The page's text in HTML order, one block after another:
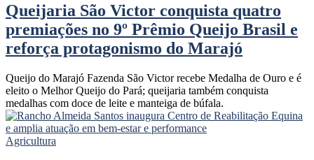
Queijaria São Victor conquista quatro
premiações no 9º Prêmio Queijo Brasil e
reforça protagonismo do Marajó
Queijo do Marajó Fazenda São Victor recebe Medalha de Ouro e é
eleito o Melhor Queijo do Pará; queijaria também conquista
medalhas com doce de leite e manteiga de búfala.
Agricultura